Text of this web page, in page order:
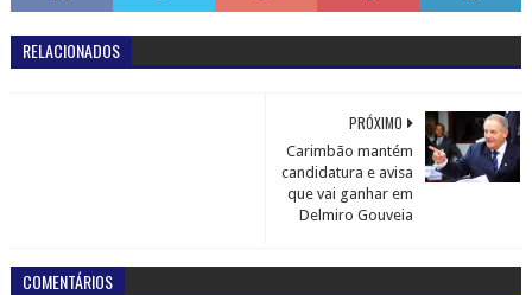
RELACIONADOS
PRÓXIMO
Carimbão mantém
candidatura e avisa
que vai ganhar em
Delmiro Gouveia
COMENTÁRIOS